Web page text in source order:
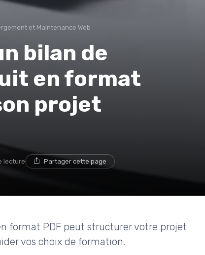
et Maintenance Web
bilan de
en format
projet
lecture Partager cette page
format PDF peut structurer votre projet
vos choix de formation.